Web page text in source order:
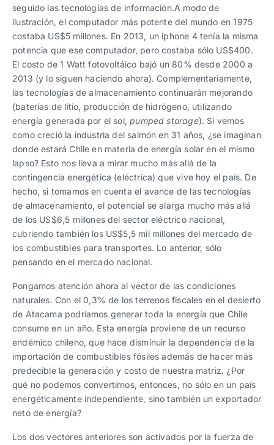
seguido las tecnologías de información.A modo de
ilustración, el computador más potente del mundo en 1975
costaba US$5 millones. En 2013, un iphone 4 tenía la misma
potencia que ese computador, pero costaba sólo US$400.
El costo de 1 Watt fotovoltáico bajó un 80% desde 2000 a
2013 (y lo siguen haciendo ahora). Complementariamente,
las tecnologías de almacenamiento continuarán mejorando
(baterías de litio, producción de hidrógeno, utilizando
energía generada por el sol,pumped storage). Si vemos
como creció la industria del salmón en 31 años, ¿se imaginan
donde estará Chile en materia de energía solar en el mismo
lapso? Esto nos lleva a mirar mucho más allá de la
contingencia energética (eléctrica) que vive hoy el país. De
hecho, si tomamos en cuenta el avance de las tecnologías
de almacenamiento, el potencial se alarga mucho más allá
de los US$6,5 millones del sector eléctrico nacional,
cubriendo también los US$5,5 mil millones del mercado de
los combustibles para transportes. Lo anterior, sólo
pensando en el mercado nacional.
Pongamos atención ahora al vector de las condiciones
naturales. Con el 0,3% de los terrenos fiscales en el desierto
de Atacama podríamos generar toda la energía que Chile
consume en un año. Esta energía proviene de un recurso
endémico chileno, que hace disminuir la dependencia de la
importación de combustibles fósiles además de hacer más
predecible la generación y costo de nuestra matriz. ¿Por
qué no podemos convertirnos, entonces, no sólo en un país
energéticamente independiente, sino también un exportador
neto de energía?
Los dos vectores anteriores son activados por la fuerza de